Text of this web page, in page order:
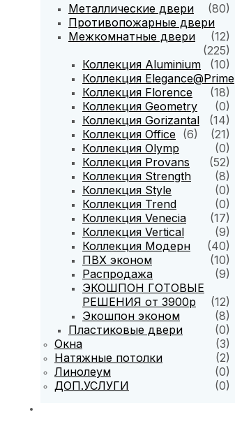
Металлические двери
(80)
Противопожарные двери
(12)
Межкомнатные двери
(225)
Коллекция Aluminium
(10)
Коллекция Elegance@Prime
(18)
Коллекция Florence
(0)
Коллекция Geometry
(14)
Коллекция Gorizantal
(21)
Коллекция Office (6)
Коллекция Olymp
(0)
Коллекция Provans
(52)
Коллекция Strength
(8)
Коллекция Style
(0)
Коллекция Trend
(0)
Коллекция Venecia
(17)
Коллекция Vertical
(9)
Коллекция Модерн
(40)
ПВХ эконом
(10)
Распродажа
(9)
ЭКОШПОН ГОТОВЫЕ
РЕШЕНИЯ от 3900р
(12)
Экошпон эконом
(8)
Пластиковые двери
(0)
Окна
(3)
Натяжные потолки
(2)
Линолеум
(0)
ДОП.УСЛУГИ
(0)